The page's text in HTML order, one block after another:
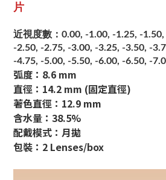
片
近視度數：0.00, -1.00, -1.25, -
-2.50, -2.75, -3.00, -3.25, -3.50, -
-4.75, -5.00, -5.50, -6.00, -6.50, -
弧度：8.6 mm
直徑：14.2 mm (固定直徑)
著色直徑：12.9 mm
含水量：38.5%
配戴模式：月拋
包裝：2 Lenses/box